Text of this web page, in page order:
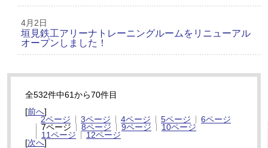
4月2日
垣見鉄工アリーナトレーニングルームをリニューアル
オープンしました！
全532件中61から70件目
[前へ]
2ページ
3ページ 4ページ 5ページ
6ページ
7ページ
8ページ 9ページ
10ページ
11ページ
12ページ
[次へ]